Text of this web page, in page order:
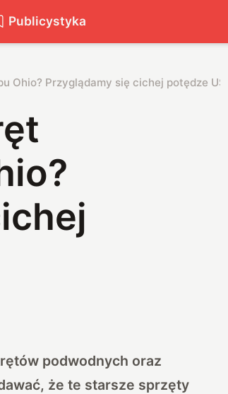
Publicystyka
Ohio? Przyglądamy się cichej potędze USA
podwodnych oraz
że te starsze sprzęty